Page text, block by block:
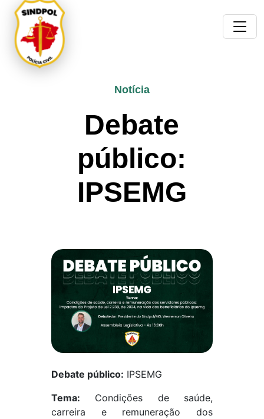
Notícia
Debate
público:
IPSEMG
Debate público: IPSEMG
Tema: Condições de saúde,
carreira e remuneração dos